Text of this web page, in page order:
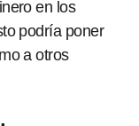
en los
podría poner
a otros